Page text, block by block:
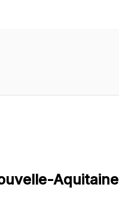
Aquitaine